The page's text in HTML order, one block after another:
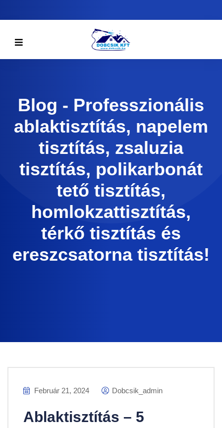
Blog - Professzionális
ablaktisztítás, napelem
tisztítás, zsaluzia
tisztítás, polikarbonát
tető tisztítás,
homlokzattisztítás,
térkő tisztítás és
ereszcsatorna tisztítás!
Február 21, 2024 Dobcsik_admin
Ablaktisztítás – 5